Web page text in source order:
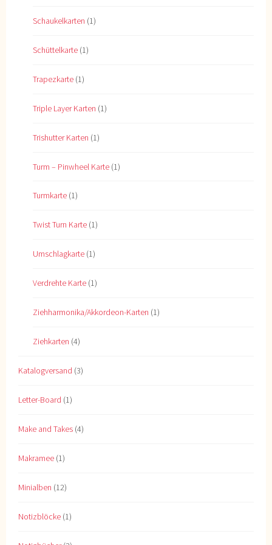
Schaukelkarten (1)
Schüttelkarte (1)
Trapezkarte (1)
Triple Layer Karten (1)
Trishutter Karten (1)
Turm – Pinwheel Karte (1)
Turmkarte (1)
Twist Turn Karte (1)
Umschlagkarte (1)
Verdrehte Karte (1)
Ziehharmonika/Akkordeon-Karten (1)
Ziehkarten (4)
Katalogversand (3)
Letter-Board (1)
Make and Takes (4)
Makramee (1)
Minialben (12)
Notizblöcke (1)